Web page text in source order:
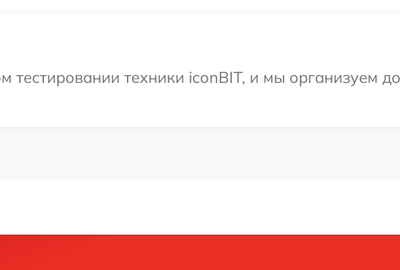
техники iconBIT, и мы организуем